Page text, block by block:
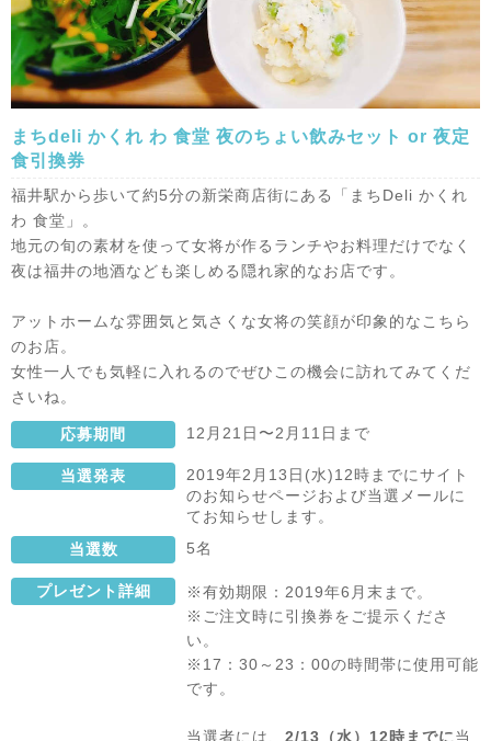
まちdeli かくれ わ 食堂 夜のちょい飲みセット or 夜定
食引換券
福井駅から歩いて約5分の新栄商店街にある「まちDeli かくれ
わ 食堂」。
地元の旬の素材を使って女将が作るランチやお料理だけでなく
夜は福井の地酒なども楽しめる隠れ家的なお店です。
アットホームな雰囲気と気さくな女将の笑顔が印象的なこちら
のお店。
女性一人でも気軽に入れるのでぜひこの機会に訪れてみてくだ
さいね。
応募期間 12月21日〜2月11日まで
当選発表
2019年2月13日(水)12時までにサイト
のお知らせページおよび当選メールに
てお知らせします。
当選数
5名
プレゼント詳細
※有効期限：2019年6月末まで。
※ご注文時に引換券をご提示くださ
い。
※17：30～23：00の時間帯に使用可能
です。
当選者には、 2/13（水）12時までに当